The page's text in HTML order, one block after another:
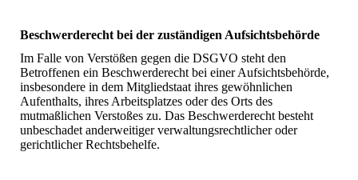
Beschwerderecht bei der zuständigen Aufsichtsbehörde
Im Falle von Verstößen gegen die DSGVO steht den
Betroffenen ein Beschwerderecht bei einer Aufsichtsbehörde,
insbesondere in dem Mitgliedstaat ihres gewöhnlichen
Aufenthalts, ihres Arbeitsplatzes oder des Orts des
mutmaßlichen Verstoßes zu. Das Beschwerderecht besteht
unbeschadet anderweitiger verwaltungsrechtlicher oder
gerichtlicher Rechtsbehelfe.